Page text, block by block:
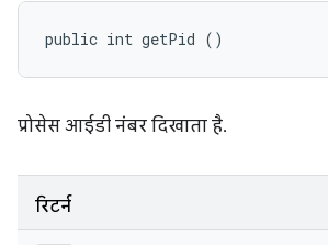
public int getPid ()
प्रोसेस आईडी नंबर दिखाता है.
रिटर्न